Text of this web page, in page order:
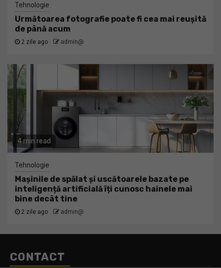
Tehnologie
Următoarea fotografie poate fi cea mai reușită
de până acum
2 zile ago admin@
4 min read
Tehnologie
Mașinile de spălat și uscătoarele bazate pe
inteligență artificială îți cunosc hainele mai
bine decât tine
2 zile ago admin@
CONTACT